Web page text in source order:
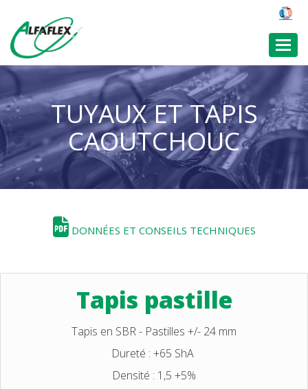
TUYAUX ET TAPIS
CAOUTCHOUC
DONNÉES ET CONSEILS TECHNIQUES
Tapis pastille
Tapis en SBR - Pastilles +/- 24 mm
Dureté : +65 ShA
Densité : 1,5 +5%